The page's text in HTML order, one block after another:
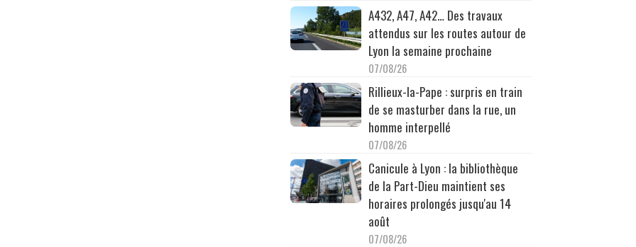
A432, A47, A42… Des travaux
attendus sur les routes autour de
Lyon la semaine prochaine
07/08/26
Rillieux-la-Pape : surpris en train
de se masturber dans la rue, un
homme interpellé
07/08/26
Canicule à Lyon : la bibliothèque
de la Part-Dieu maintient ses
horaires prolongés jusqu'au 14
août
07/08/26